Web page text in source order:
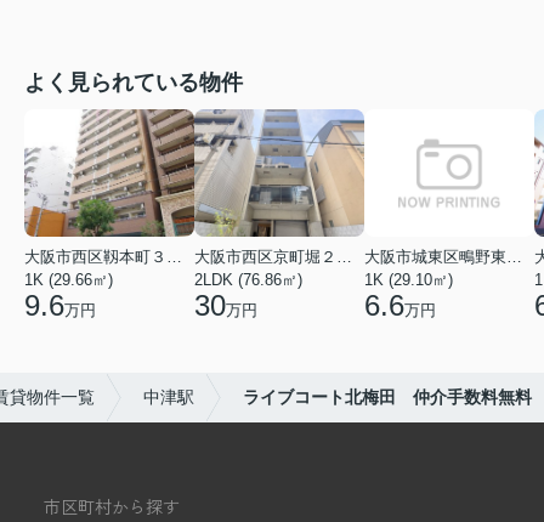
よく見られている物件
1K (29.66㎡)
9.6万円
2LDK (76.86㎡)
30万円
1K (29.10㎡)
6.6万円
貸物件一覧 中津駅 ライブコート北梅田 仲介手数料無料
市区町村から探す